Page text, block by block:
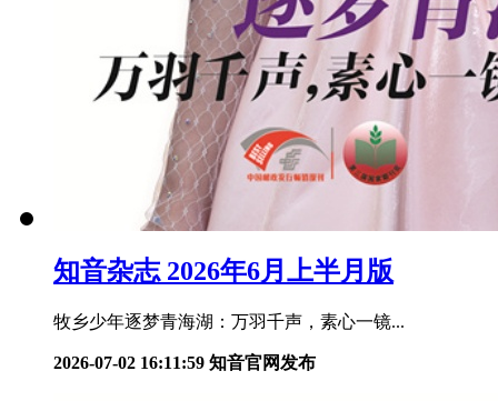
知音杂志 2026年6月上半月版
牧乡少年逐梦青海湖：万羽千声，素心一镜...
2026-07-02 16:11:59 知音官网发布